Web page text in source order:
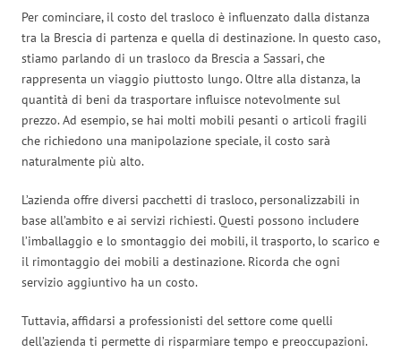
Per cominciare, il costo del trasloco è influenzato dalla distanza
tra la Brescia di partenza e quella di destinazione. In questo caso,
stiamo parlando di un trasloco da Brescia a Sassari, che
rappresenta un viaggio piuttosto lungo. Oltre alla distanza, la
quantità di beni da trasportare influisce notevolmente sul
prezzo. Ad esempio, se hai molti mobili pesanti o articoli fragili
che richiedono una manipolazione speciale, il costo sarà
naturalmente più alto.
L’azienda offre diversi pacchetti di trasloco, personalizzabili in
base all’ambito e ai servizi richiesti. Questi possono includere
l’imballaggio e lo smontaggio dei mobili, il trasporto, lo scarico e
il rimontaggio dei mobili a destinazione. Ricorda che ogni
servizio aggiuntivo ha un costo.
Tuttavia, affidarsi a professionisti del settore come quelli
dell’azienda ti permette di risparmiare tempo e preoccupazioni.